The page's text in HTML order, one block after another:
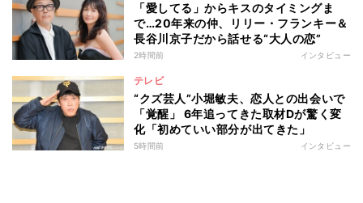
「愛してる」からキスのタイミングま
で…20年来の仲、リリー・フランキー＆
長谷川京子だから話せる“大人の恋”
2時間前 インタビュー
テレビ
“クズ芸人”小堀敏夫、恋人との出会いで
「覚醒」 6年追ってきた取材Dが驚く変
化「初めていい部分が出てきた」
5時間前 インタビュー